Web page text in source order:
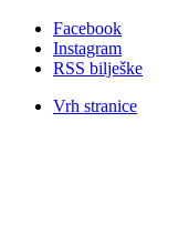
Facebook
Instagram
RSS bilješke
Vrh stranice